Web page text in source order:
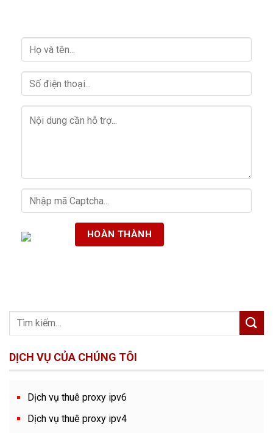
DỊCH VỤ CỦA CHÚNG TÔI
Dịch vụ thuê proxy ipv6
Dịch vụ thuê proxy ipv4